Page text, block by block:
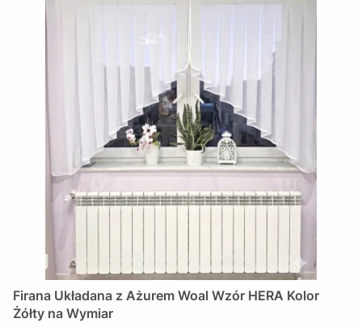
Firana Układana z Ażurem Woal Wzór HERA Kolor
Żółty na Wymiar